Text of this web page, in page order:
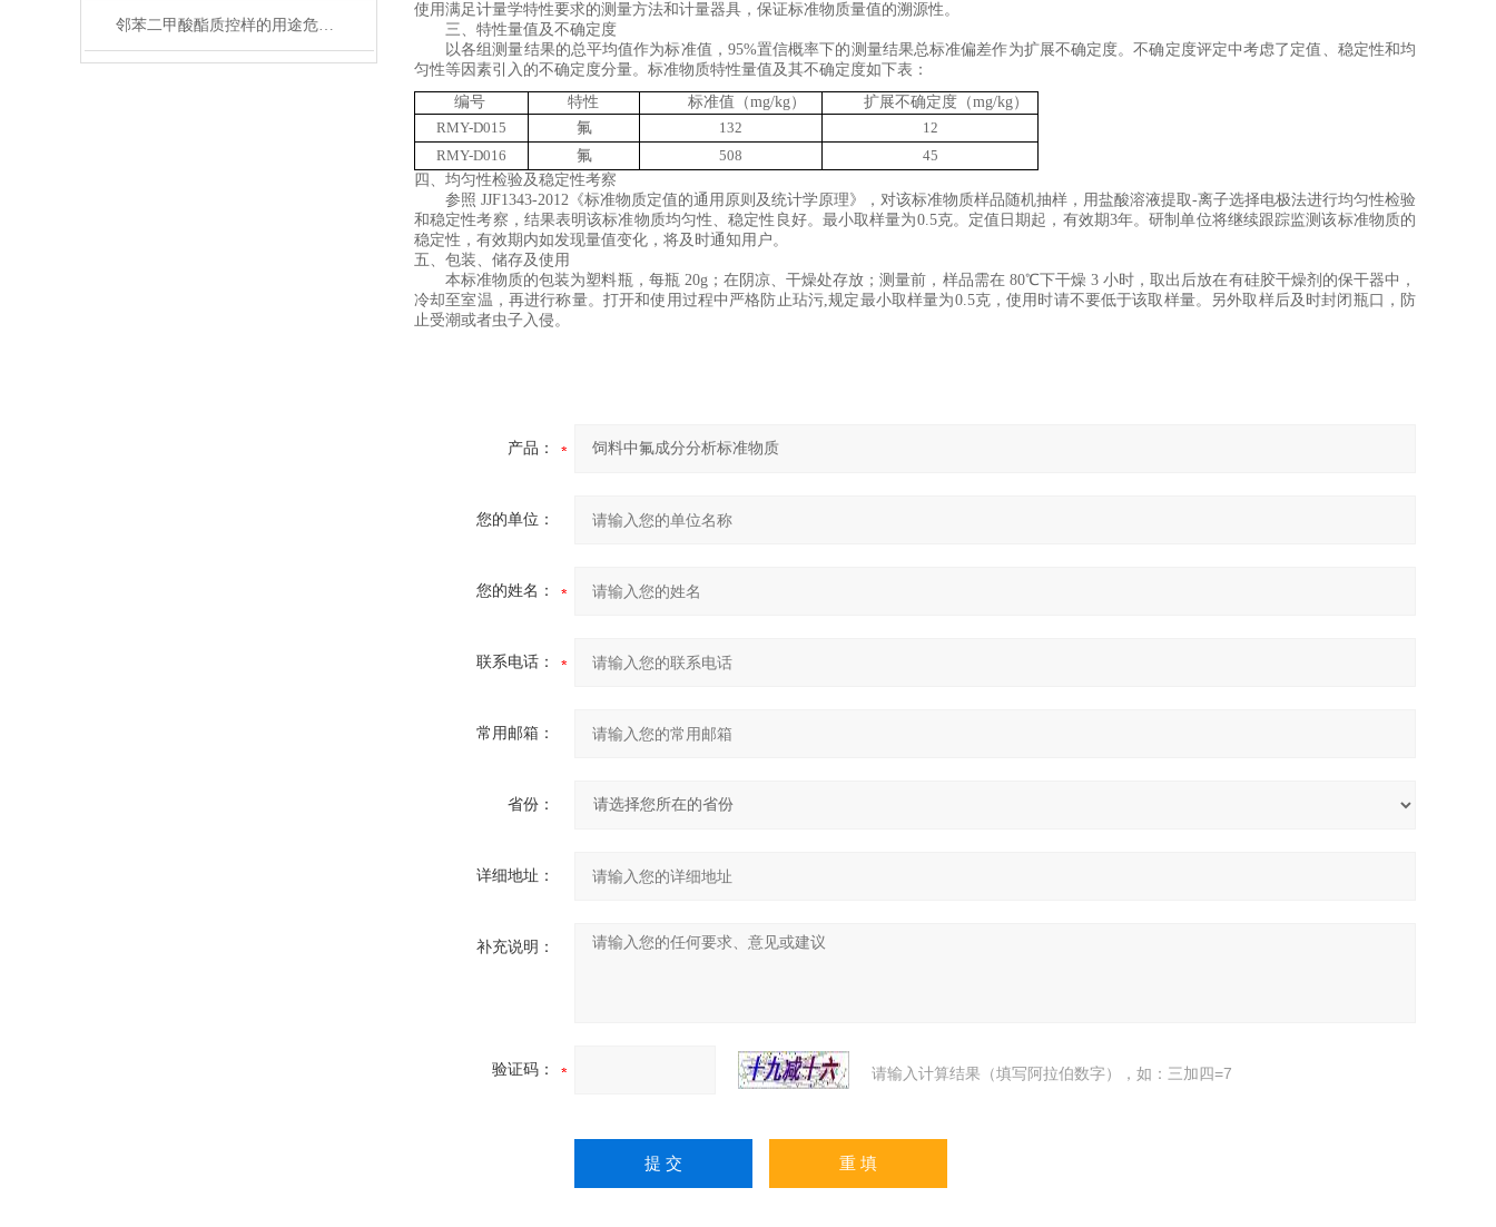
邻苯二甲酸酯质控样的用途危害及管控要求
使用满足计量学特性要求的测量方法和计量器具，保证标准物质量值的溯源性。
三、特性量值及不确定度
以各组测量结果的总平均值作为标准值， 95%置信概率下的测量结果总标准偏差作为扩展不确定度。不确定度评定中考虑了定值、稳定性和均
匀性等因素引入的不确定度分量。标准物质特性量值及其不确定度如下表：
编号
特性 标准值（mg/kg） 扩展不确定度（mg/kg）
RMY-D015
氟 132
12
RMY-D016
氟 508
45
四、均匀性检验及稳定性考察
参照 JJF1343-2012 《标准物质定值的通用原则及统计学原理》，对该标准物质样品随机抽样，用盐酸溶液提取-离子选择电极法进行均匀性检验
和稳定性考察，结果表明该标准物质均匀性、稳定性良好。 最小取样量为0.5克。定值日期起，有效期3年。研制单位将继续跟踪监测该标准物质的
稳定性，有效期内如发现量值变化，将及时通知用户。
五、包装、储存及使用
本标准物质的包装为塑料瓶，每瓶 20g；在阴凉、干燥处存放；测量前，样品需在 80℃下干燥3 小时，取出后放在有硅胶干燥剂的保干器中，
冷却至室温，再进行称量。打开和使用过程中严格防止玷污,规定最小取样量为0.5克，使用时请不要低于该取样量。
另外取样后及时封闭瓶口，防
止受潮或者虫子入侵。
产品：
您的单位：
您的姓名：
联系电话：
常用邮箱：
省份：
详细地址：
补充说明：
验证码： 请输入计算结果（填写阿拉伯数字），如：三加四=7